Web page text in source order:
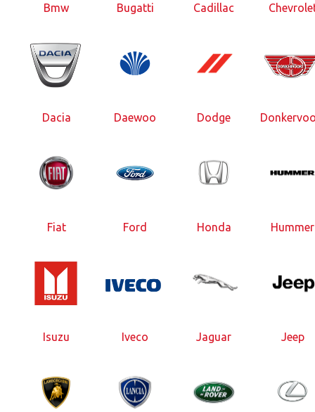
Bmw Bugatti Cadillac
Dacia Daewoo Dodge
Fiat Ford Honda Hummer
Isuzu Iveco Jaguar Jeep